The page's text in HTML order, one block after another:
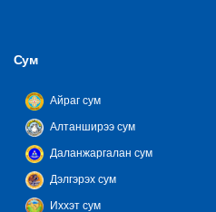
Сум
Айраг сум
Алтанширээ сум
Даланжаргалан сум
Дэлгэрэх сум
Иххэт сум